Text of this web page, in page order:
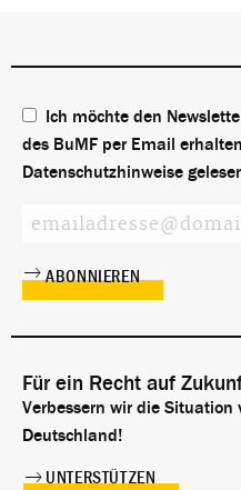
Ich möchte den
des BuMF per Email
Datenschutzhinweise
Für ein Recht auf
Verbessern wir die
Deutschland!
UNTERSTÜTZEN